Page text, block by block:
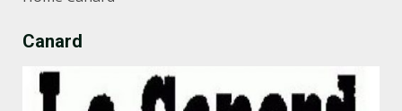
Canard